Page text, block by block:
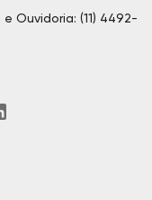
Ouvidoria: (11) 4492-